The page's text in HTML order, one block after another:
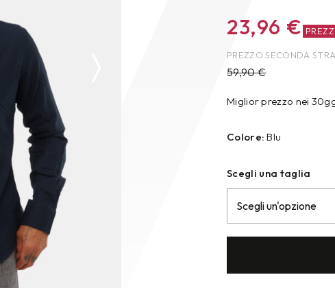
23,96 €
PREZZO SECONDA
59,90€
Miglior prezzo nei
Colore: Blu
Scegli una taglia